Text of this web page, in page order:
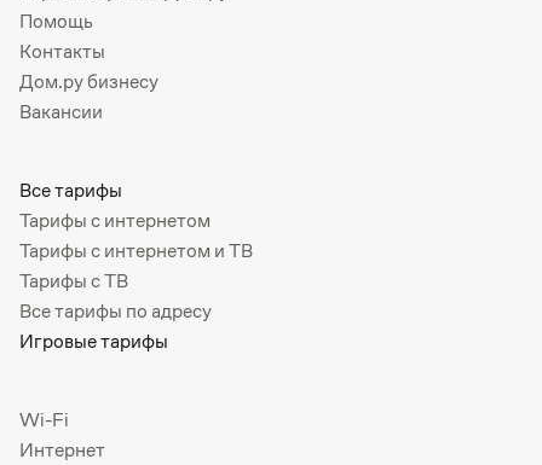
Помощь
Контакты
Дом.ру бизнесу
Вакансии
Все тарифы
Тарифы с интернетом
Тарифы с интернетом и ТВ
Тарифы с ТВ
Все тарифы по адресу
Игровые тарифы
Wi-Fi
Интернет